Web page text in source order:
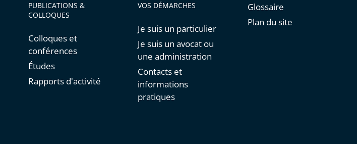
PUBLICATIONS &
COLLOQUES
Colloques et
conférences
Études
Rapports d'activité
VOS DÉMARCHES
Je suis un particulier
Je suis un avocat ou
une administration
Contacts et
informations
pratiques
Glossaire
Plan du site